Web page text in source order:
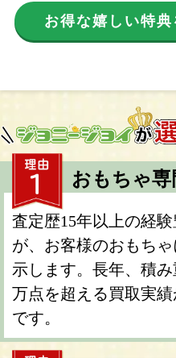
お得な嬉しい特典
おもちゃ専
査定歴15年以上の経
が、お客様のおもち
示します。長年、積
万点を超える買取実
です。